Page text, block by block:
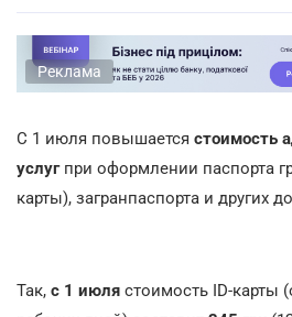
Реклама
С 1 июля повышается стоимость
услугпри оформлении паспорта
карты), загранпаспорта и других
Так, с 1 июля стоимость ID-карты